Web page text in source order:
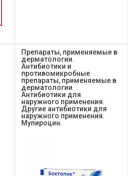
Препараты, применяемые в
дерматологии.
Антибиотики и
противомикробные
препараты, применяемые в
дерматологии.
Антибиотики для
наружного применения.
Другие антибиотики для
наружного применения.
Мупироцин.